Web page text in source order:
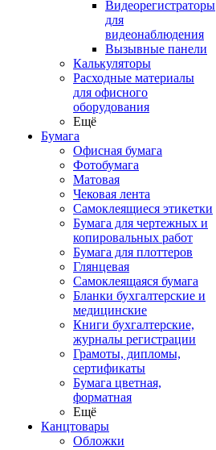
Видеорегистраторы
для
видеонаблюдения
Вызывные панели
Калькуляторы
Расходные материалы
для офисного
оборудования
Ещё
Бумага
Офисная бумага
Фотобумага
Матовая
Чековая лента
Самоклеящиеся этикетки
Бумага для чертежных и
копировальных работ
Бумага для плоттеров
Глянцевая
Самоклеящаяся бумага
Бланки бухгалтерские и
медицинские
Книги бухгалтерские,
журналы регистрации
Грамоты, дипломы,
сертификаты
Бумага цветная,
форматная
Ещё
Канцтовары
Обложки